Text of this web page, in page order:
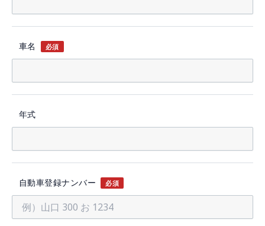
車名 必須
年式
自動車登録ナンバー 必須